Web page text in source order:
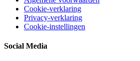
Cookie-verklaring
Privacy-verklaring
Cookie-instellingen
Social Media